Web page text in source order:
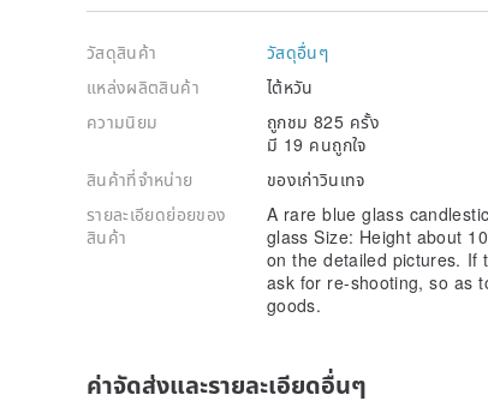
วัสดุสินค้า
วัสดุอื่นๆ
แหล่งผลิตสินค้า
ไต้หวัน
ความนิยม
ถูกชม 825 ครั้ง
มี 19 คนถูกใจ
สินค้าที่จำหน่าย
ของเก่าวินเทจ
รายละเอียดย่อยของ
สินค้า
A rare blue glass
glass Size: Height about
on the detailed pictures. If
ask for re-shooting, so as
goods.
ค่าจัดส่งและรายละเอียดอื่นๆ